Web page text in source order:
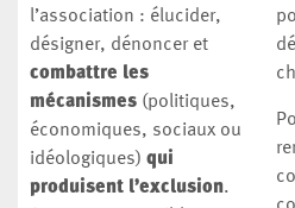
l’association : élucider,
désigner, dénoncer et
combattre les
mécanismes (politiques,
économiques, sociaux ou
idéologiques) qui
produisent l’exclusion.